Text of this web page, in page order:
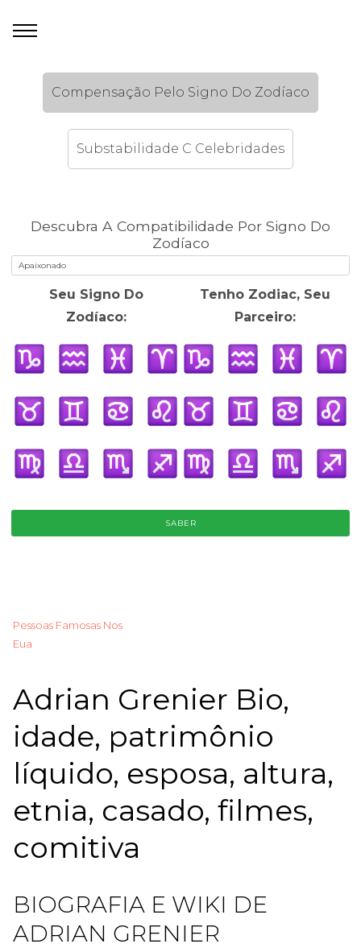
Compensação Pelo Signo Do Zodíaco
Substabilidade C Celebridades
Descubra A Compatibilidade Por Signo Do
Zodíaco
Seu Signo Do
Zodíaco:
Tenho Zodiac, Seu
Parceiro:
SABER
Pessoas Famosas Nos
Eua
Adrian Grenier Bio,
idade, patrimônio
líquido, esposa, altura,
etnia, casado, filmes,
comitiva
BIOGRAFIA E WIKI DE
ADRIAN GRENIER